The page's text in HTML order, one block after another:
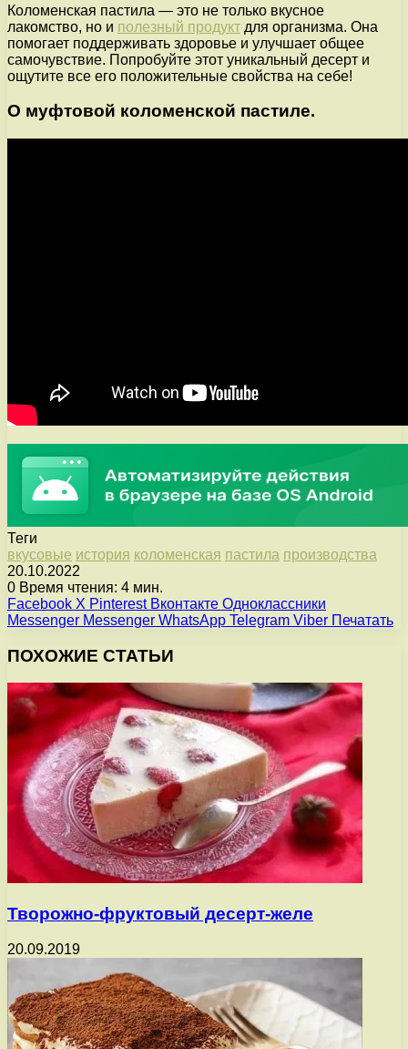
Коломенская пастила — это не только вкусное
лакомство, но и полезный продукт для организма. Она
помогает поддерживать здоровье и улучшает общее
самочувствие. Попробуйте этот уникальный десерт и
ощутите все его положительные свойства на себе!
О муфтовой коломенской пастиле.
Теги
вкусовые история коломенская пастила производства
20.10.2022
0 Время чтения: 4 мин.
Facebook X Pinterest Вконтакте Одноклассники
Messenger Messenger WhatsApp Telegram Viber Печатать
ПОХОЖИЕ СТАТЬИ
Творожно-фруктовый десерт-желе
20.09.2019